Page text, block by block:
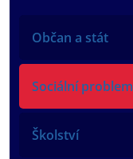
Občan a stát
Sociální
Školství